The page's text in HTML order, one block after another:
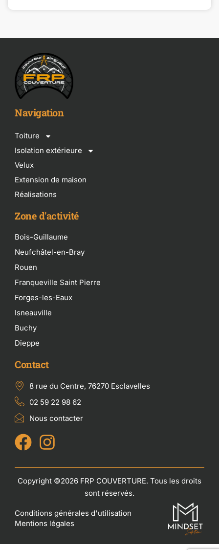
Navigation
Toiture
Isolation extérieure
Velux
Extension de maison
Réalisations
Zone d'activité
Bois-Guillaume
Neufchâtel-en-Bray
Rouen
Franqueville Saint Pierre
Forges-les-Eaux
Isneauville
Buchy
Dieppe
Contact
8 rue du Centre, 76270 Esclavelles
02 59 22 98 62
Nous contacter
Copyright ©2026 FRP COUVERTURE. Tous les droits
sont réservés.
Conditions générales d'utilisation
Mentions légales